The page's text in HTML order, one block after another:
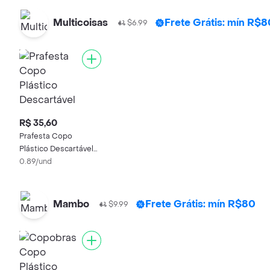
Multicoisas $6.99 Frete Grátis: mín
R$ 35,60
Prafesta Copo
Plástico Descartável
Cristal
0.89/und
Mambo $9.99 Frete Grátis: mín R$80